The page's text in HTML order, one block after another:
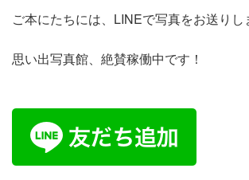
ご本にたちには、LINEで写真をお送りし
思い出写真館、絶賛稼働中です！